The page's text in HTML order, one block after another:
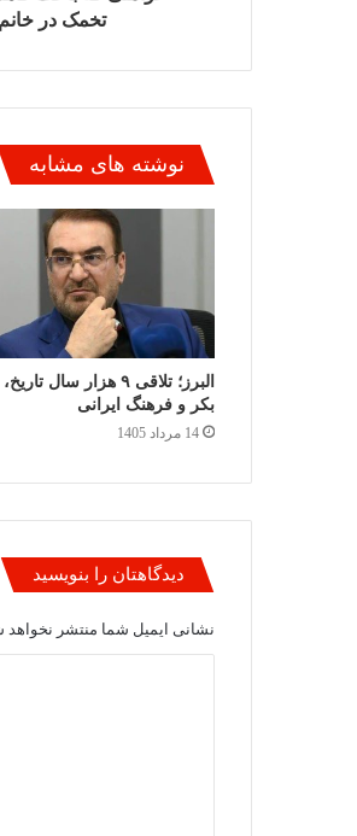
تخمک در
نوشته های مشابه
البرز؛ تلاقی ۹ هزار سال
بکر و فرهنگ ایرانی
14 مرداد 1405
دیدگاهتان را بنویسید
نشانی ایمیل شما منتشر نخواهد